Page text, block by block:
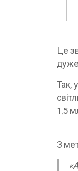
Це
дуже
Так,
1,5
З